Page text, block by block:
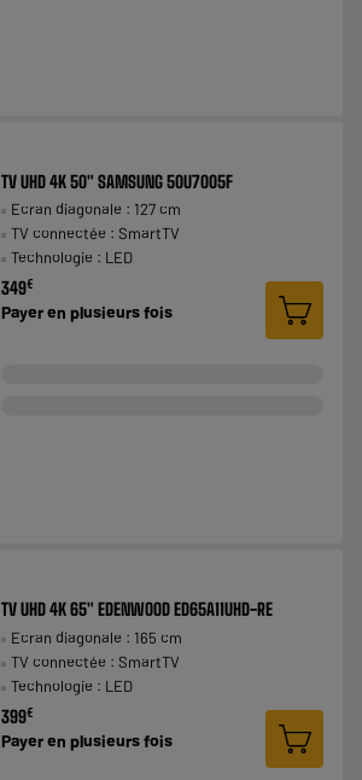
TV UHD 4K 50" SAMSUNG 50U7005F
Ecran diagonale : 127 cm
TV connectée : SmartTV
Technologie : LED
349€
Payer en plusieurs fois
TV UHD 4K 65" EDENWOOD ED65A11UHD-RE
Ecran diagonale : 165 cm
TV connectée : SmartTV
Technologie : LED
399€
Payer en plusieurs fois